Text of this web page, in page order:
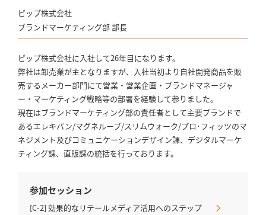
ピップ株式会社
ブランドマーケティング部 部長
ピップ株式会社に入社して26年目になります。
弊社は卸売業が主となりますが、入社当初より自社開発商品を販
売するメーカー部門にて営業・営業企画・ブランドマネージャ
ー・マーケティング戦略等の部署を経験して参りました。
現在はブランドマーケティング部の責任者として主要ブランドで
あるエレキバン/マグネループ/スリムウォーク/プロ･フィッツのマ
ネジメント及びコミュニケーションデザイン課、デジタルマーケ
ティング課、直販課の統括を行っております。
参加セッション
[C-2] 効果的なリテールメディア活用へのステップ